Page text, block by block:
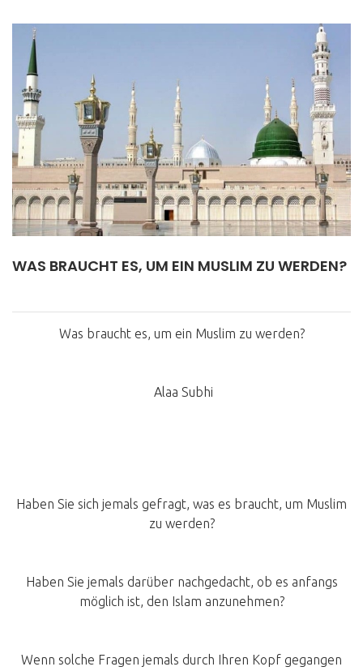
WAS BRAUCHT ES, UM EIN MUSLIM ZU WERDEN?
Was braucht es, um ein Muslim zu werden?
Alaa Subhi
Haben Sie sich jemals gefragt, was es braucht, um Muslim
zu werden?
Haben Sie jemals darüber nachgedacht, ob es anfangs
möglich ist, den Islam anzunehmen?
Wenn solche Fragen jemals durch Ihren Kopf gegangen